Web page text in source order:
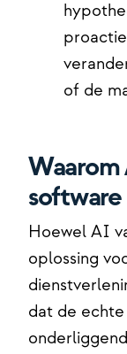
of de
software
Hoewel AI
oplossing
dat de